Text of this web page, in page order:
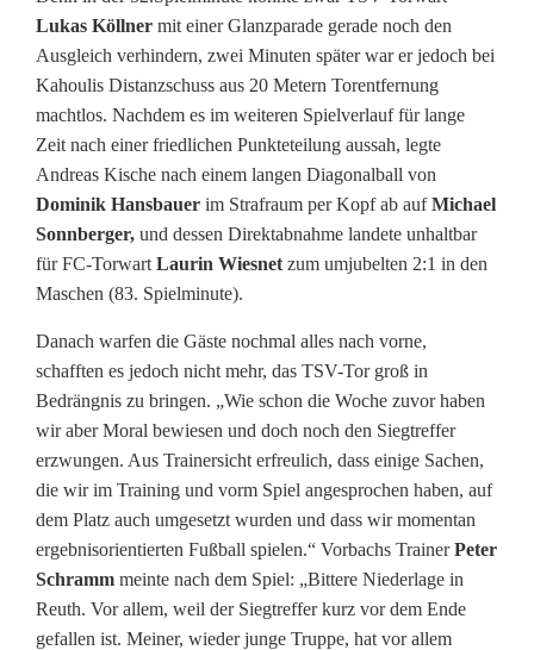
Lukas Köllner mit einer Glanzparade gerade noch den
Ausgleich verhindern, zwei Minuten später war er jedoch bei
Kahoulis Distanzschuss aus 20 Metern Torentfernung
machtlos. Nachdem es im weiteren Spielverlauf für lange
Zeit nach einer friedlichen Punkteteilung aussah, legte
Andreas Kische nach einem langen Diagonalball von
Dominik Hansbauer im Strafraum per Kopf ab aufMichael
Sonnberger, und dessen Direktabnahme landete unhaltbar
für FC-Torwart Laurin Wiesnet zum umjubelten 2:1 in den
Maschen (83. Spielminute).
Danach warfen die Gäste nochmal alles nach vorne,
schafften es jedoch nicht mehr, das TSV-Tor groß in
Bedrängnis zu bringen. „Wie schon die Woche zuvor haben
wir aber Moral bewiesen und doch noch den Siegtreffer
erzwungen. Aus Trainersicht erfreulich, dass einige Sachen,
die wir im Training und vorm Spiel angesprochen haben, auf
dem Platz auch umgesetzt wurden und dass wir momentan
ergebnisorientierten Fußball spielen.“ Vorbachs TrainerPeter
Schramm meinte nach dem Spiel: „Bittere Niederlage in
Reuth. Vor allem, weil der Siegtreffer kurz vor dem Ende
gefallen ist. Meiner, wieder junge Truppe, hat vor allem